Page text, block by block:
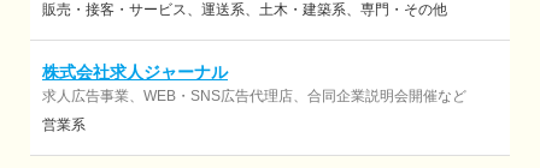
販売・接客・サービス
運送系 土木・建築系 専門・その他
株式会社求人ジャーナル
求人広告事業、WEB・SNS広告代理店、合同企業説明会開催など
営業系